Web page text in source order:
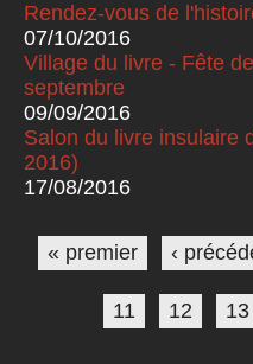
Rendez-vous de
07/10/2016
Village du livre - Fête
septembre
09/09/2016
Salon du livre insulaire
2016)
17/08/2016
Pages
« premier ‹
11 12 13